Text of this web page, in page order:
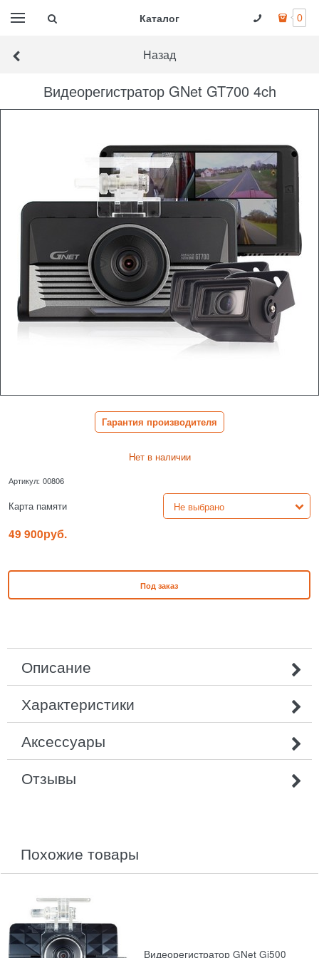
Каталог 0
Назад
Видеорегистратор GNet GT700 4ch
Гарантия производителя
Нет в наличии
Артикул: 00806
Карта памяти
49 900руб.
Под заказ
Описание
Характеристики
Аксессуары
Отзывы
похожие товары
Видеорегистратор GNet Gi500